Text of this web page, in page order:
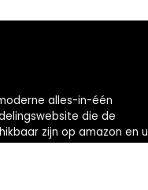
alles-in-één
die de
zijn op amazon en u
toegevoegde blogs.